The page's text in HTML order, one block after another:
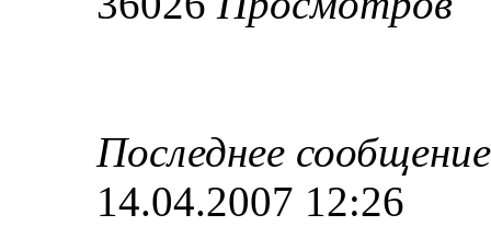
Последнее
14.04.2007 12:26